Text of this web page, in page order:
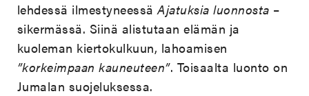
lehdessä ilmestyneessäAjatuksia luonnosta –
sikermässä. Siinä alistutaan elämän ja
kuoleman kiertokulkuun, lahoamisen
”korkeimpaan kauneuteen”. Toisaalta luonto on
Jumalan suojeluksessa.